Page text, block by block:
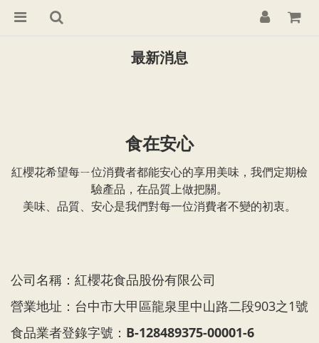
最新消息
食在安心
紅櫻花希望每ㄧ位消費者都能安心的享用美味，我們定期檢
驗產品，在品質上做把關。
美味、品質、安心是我們對每一位消費者不變的初衷。
公司名稱：紅櫻花食品股份有限公司
營業地址：台中市大甲區龍泉里中山路二段903之1號
食品業者登錄字號： B-128489375-00001-6